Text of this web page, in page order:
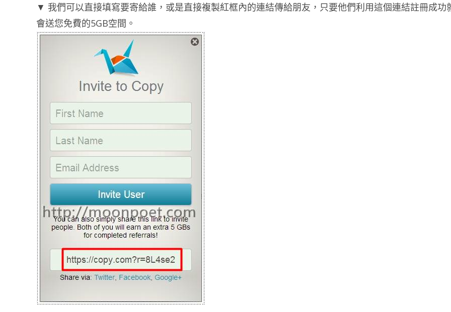
▼ 我們可以直接填寫要寄給誰，或是直接複製紅框內的連結傳給朋友，只要他們利用這個連結註冊成功
會送您免費的5GB空間。